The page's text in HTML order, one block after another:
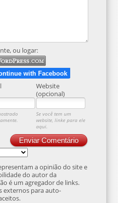
ou logar:
Website
(opcional)
Se você tem um
website, linke para ele
aqui.
Enviar Comentário
a opinião do site e
do autor da
é um agregador de links.
externos para auto-